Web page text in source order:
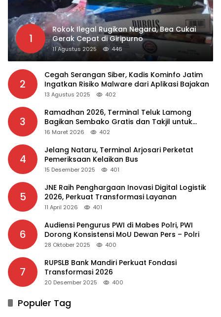
1
Rokok Ilegal Rugikan Negara, Bea Cukai
Gerak Cepat di Giripurno
11 Agustus 2025 446
2
Cegah Serangan Siber, Kadis Kominfo Jatim
Ingatkan Risiko Malware dari Aplikasi Bajakan
13 Agustus 2025 402
3
Ramadhan 2026, Terminal Teluk Lamong
Bagikan Sembako Gratis dan Takjil untuk
Masyarakat
16 Maret 2026 402
4
Jelang Nataru, Terminal Arjosari Perketat
Pemeriksaan Kelaikan Bus
15 Desember 2025 401
5
JNE Raih Penghargaan Inovasi Digital Logistik
2026, Perkuat Transformasi Layanan
11 April 2026 401
6
Audiensi Pengurus PWI di Mabes Polri, PWI
Dorong Konsistensi MoU Dewan Pers – Polri
28 Oktober 2025 400
7
RUPSLB Bank Mandiri Perkuat Fondasi
Transformasi 2026
20 Desember 2025 400
Populer Tag